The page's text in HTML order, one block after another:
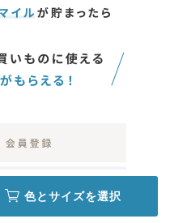
色とサイズを選択